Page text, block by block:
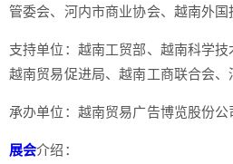
管委会、河内市商业协会、越南外国
支持单位：越南工贸部、越南科学技
越南贸易促进局、越南工商联合会
承办单位：越南贸易广告博览股份公
展会介绍：